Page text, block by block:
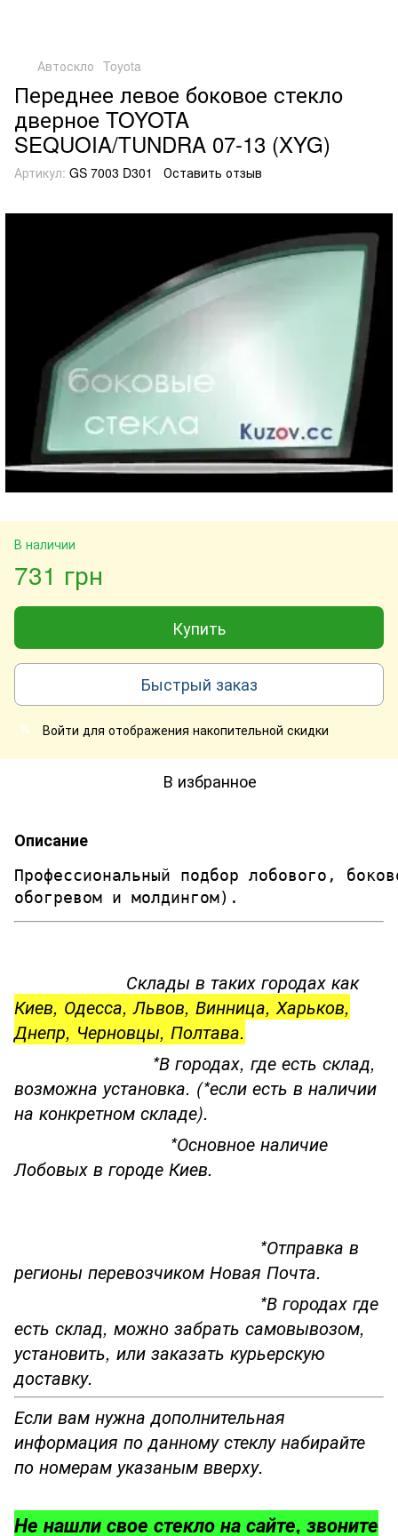
Автоскло Toyota
Переднее левое боковое стекло
дверное TOYOTA
SEQUOIA/TUNDRA 07-13 (XYG)
Артикул: GS 7003 D301 Оставить отзыв
В наличии
731 грн
Купить
Быстрый заказ
% Войти для отображения накопительной скидки
В избранное
Описание
Профессиональный подбор лобового,
обогревом и молдингом).
Склады в таких городах как
Киев, Одесса, Львов, Винница, Харьков,
Днепр, Черновцы, Полтава.
*В городах, где есть склад,
возможна установка. (*если есть в наличии
на конкретном складе).
*Основное наличие
Лобовых в городе Киев.
*Отправка в
регионы перевозчиком Новая Почта.
*В городах где
есть склад, можно забрать самовывозом,
установить, или заказать курьерскую
доставку.
Если вам нужна дополнительная
информация по данному стеклу набирайте
по номерам указаным вверху.
Не нашли свое стекло на сайте, звоните